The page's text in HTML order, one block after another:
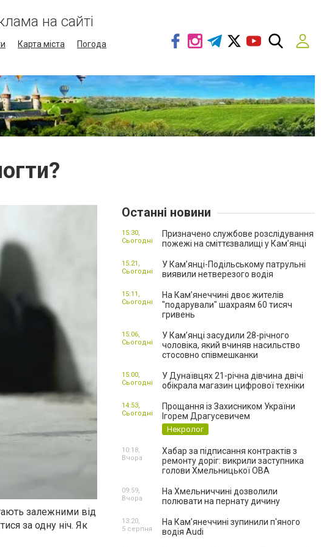
на сайті
Карта міста
Погода
залежними від
за одну ніч. Як
Останні новини
Призначено службове розслідування
пожежі на сміттєзвалищі у Кам’янці
15:30,
Сьогодні
У Кам’янці-Подільському патрульні
виявили нетверезого водія
15:21,
Сьогодні
На Камʼянеччині двоє жителів
"подарували" шахраям 60 тисяч
гривень
15:11,
Сьогодні
У Камʼянці засудили 28-річного
чоловіка, який вчиняв насильство
стосовно співмешканки
15:06,
Сьогодні
У Дунаївцях 21-річна дівчина двічі
обікрала магазин цифрової техніки
15:00,
Сьогодні
Прощання із Захисником України
Ігорем Драгусевичем
Некролог
14:53,
Сьогодні
Хабар за підписання контрактів з
ремонту доріг: викрили заступника
голови Хмельницької ОВА
10:18,
Вчора
На Хмельниччині дозволили
полювати на пернату дичину
09:59,
Вчора
На Камʼянеччині зупинили п'яного
водія Audi
13:20,
5 серпня